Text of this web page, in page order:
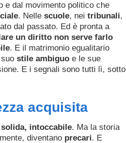
e dal movimento politico che
. Nelle scuole, nei tribunali,
dal passato. Ed è pronta a
un diritto non serve farlo
. E il matrimonio egualitario
stile ambiguo e le sue
E i segnali sono tutti lì, sotto
acquisita
intoccabile. Ma la storia
diventano precari. E